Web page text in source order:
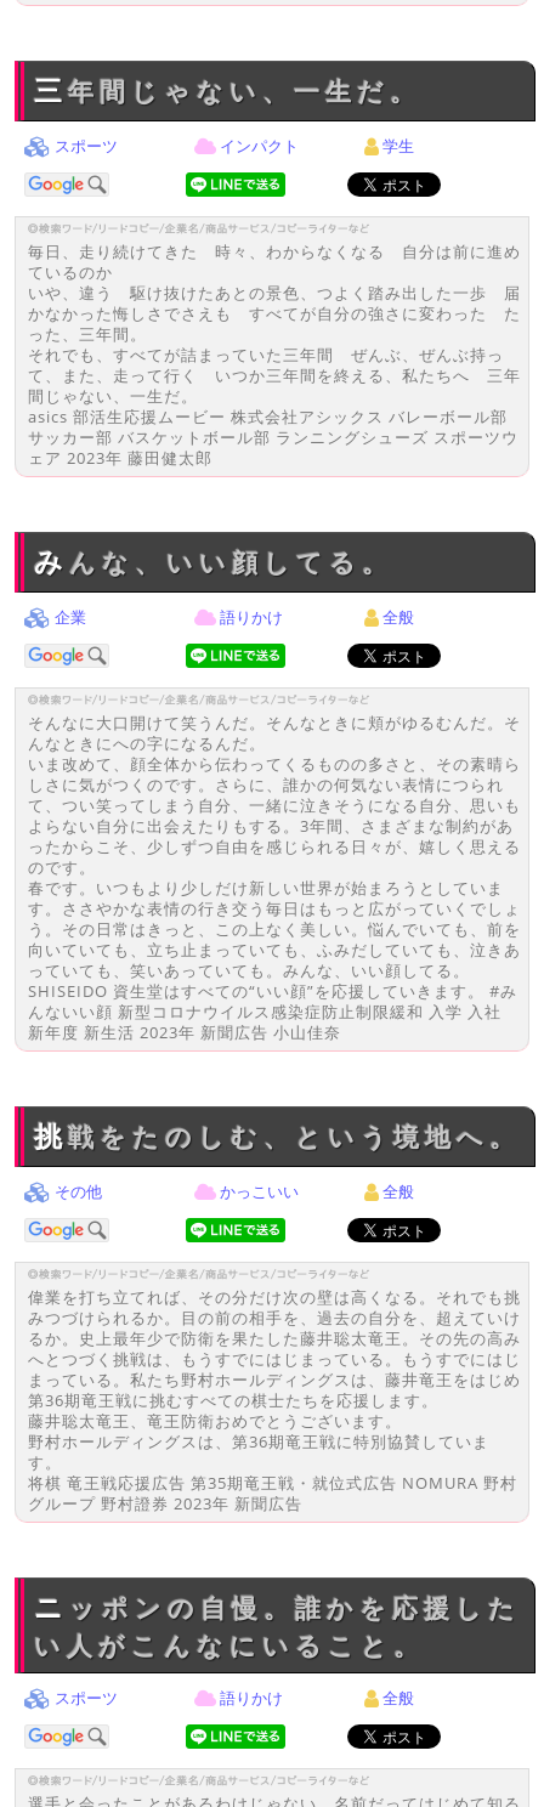
三年間じゃない、一生だ。
スポーツ インパクト 学生
毎日、走り続けてきた 時々、わからなくなる 自分は前に進め
ているのか
いや、違う 駆け抜けたあとの景色、つよく踏み出した一歩 届
かなかった悔しさでさえも すべてが自分の強さに変わった た
った、三年間。
それでも、すべてが詰まっていた三年間 ぜんぶ、ぜんぶ持っ
て、また、走って行く いつか三年間を終える、私たちへ 三年
間じゃない、一生だ。
asics 部活生応援ムービー 株式会社アシックス バレーボール部
サッカー部 バスケットボール部 ランニングシューズ スポーツウ
ェア 2023年 藤田健太郎
みんな、いい顔してる。
企業 語りかけ 全般
そんなに大口開けて笑うんだ。そんなときに頬がゆるむんだ。そ
んなときにへの字になるんだ。
いま改めて、顔全体から伝わってくるものの多さと、その素晴ら
しさに気がつくのです。さらに、誰かの何気ない表情につられ
て、つい笑ってしまう自分、一緒に泣きそうになる自分、思いも
よらない自分に出会えたりもする。3年間、さまざまな制約があ
ったからこそ、少しずつ自由を感じられる日々が、嬉しく思える
のです。
春です。いつもより少しだけ新しい世界が始まろうとしていま
す。ささやかな表情の行き交う毎日はもっと広がっていくでしょ
う。その日常はきっと、この上なく美しい。悩んでいても、前を
向いていても、立ち止まっていても、ふみだしていても、泣きあ
っていても、笑いあっていても。みんな、いい顔してる。
SHISEIDO 資生堂はすべての“いい顔”を応援していきます。 #み
んないい顔 新型コロナウイルス感染症防止制限緩和 入学 入社
新年度 新生活 2023年 新聞広告 小山佳奈
挑戦をたのしむ、という境地へ。
その他 かっこいい 全般
偉業を打ち立てれば、その分だけ次の壁は高くなる。それでも挑
みつづけられるか。目の前の相手を、過去の自分を、超えていけ
るか。史上最年少で防衛を果たした藤井聡太竜王。その先の高み
へとつづく挑戦は、もうすでにはじまっている。もうすでにはじ
まっている。私たち野村ホールディングスは、藤井竜王をはじめ
第36期竜王戦に挑むすべての棋士たちを応援します。
藤井聡太竜王、竜王防衛おめでとうございます。
野村ホールディングスは、第36期竜王戦に特別協賛していま
す。
将棋 竜王戦応援広告 第35期竜王戦・就位式広告 NOMURA 野村
グループ 野村證券 2023年 新聞広告
ニッポンの自慢。誰かを応援した
い人がこんなにいること。
スポーツ 語りかけ 全般